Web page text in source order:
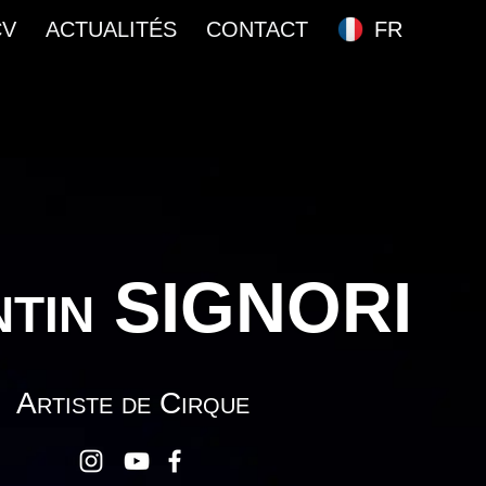
ACTUALITÉS CONTACT FR
SIGNORI
Artiste de Cirque